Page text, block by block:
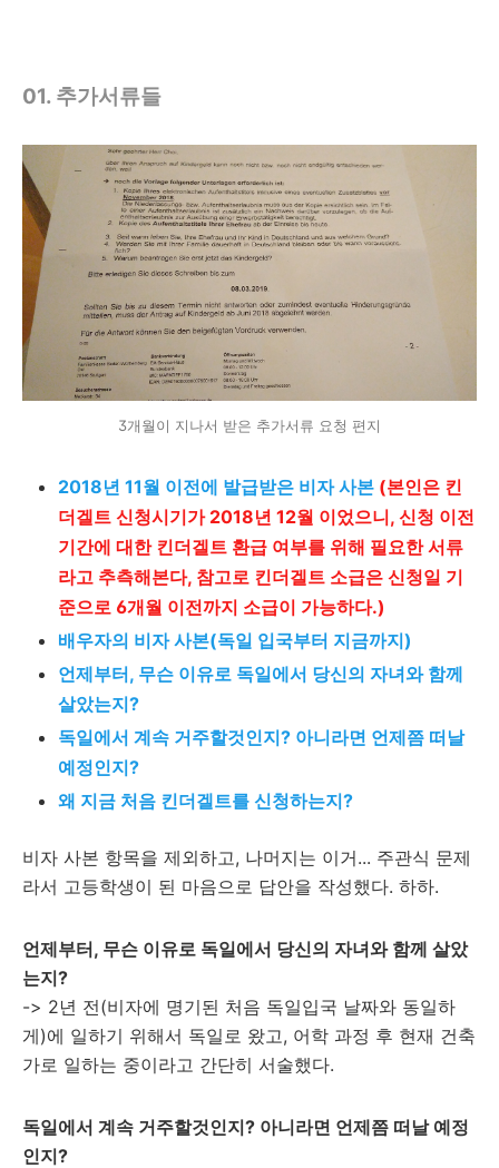
01. 추가서류들
3개월이 지나서 받은 추가서류 요청 편지
2018년 11월 이전에 발급받은 비자 사본 (본인은 킨
더겔트 신청시기가 2018년 12월 이었으니, 신청 이전
기간에 대한 킨더겔트 환급 여부를 위해 필요한 서류
라고 추측해본다, 참고로 킨더겔트 소급은 신청일 기
준으로 6개월 이전까지 소급이 가능하다.)
배우자의 비자 사본(독일 입국부터 지금까지)
언제부터, 무슨 이유로 독일에서 당신의 자녀와 함께
살았는지?
독일에서 계속 거주할것인지? 아니라면 언제쯤 떠날
예정인지?
왜 지금 처음 킨더겔트를 신청하는지?
비자 사본 항목을 제외하고, 나머지는 이거... 주관식 문제
라서 고등학생이 된 마음으로 답안을 작성했다. 하하.
언제부터, 무슨 이유로 독일에서 당신의 자녀와 함께 살았
는지?
-> 2년 전(비자에 명기된 처음 독일입국 날짜와 동일하
게)에 일하기 위해서 독일로 왔고, 어학 과정 후 현재 건축
가로 일하는 중이라고 간단히 서술했다.
독일에서 계속 거주할것인지? 아니라면 언제쯤 떠날 예정
인지?